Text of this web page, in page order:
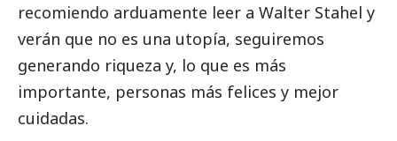
recomiendo arduamente leer a Walter Stahel y
verán que no es una utopía, seguiremos
generando riqueza y, lo que es más
importante, personas más felices y mejor
cuidadas.